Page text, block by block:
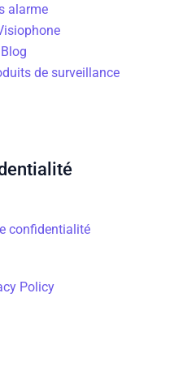
alarme
Blog
de surveillance
confidentialité
Policy